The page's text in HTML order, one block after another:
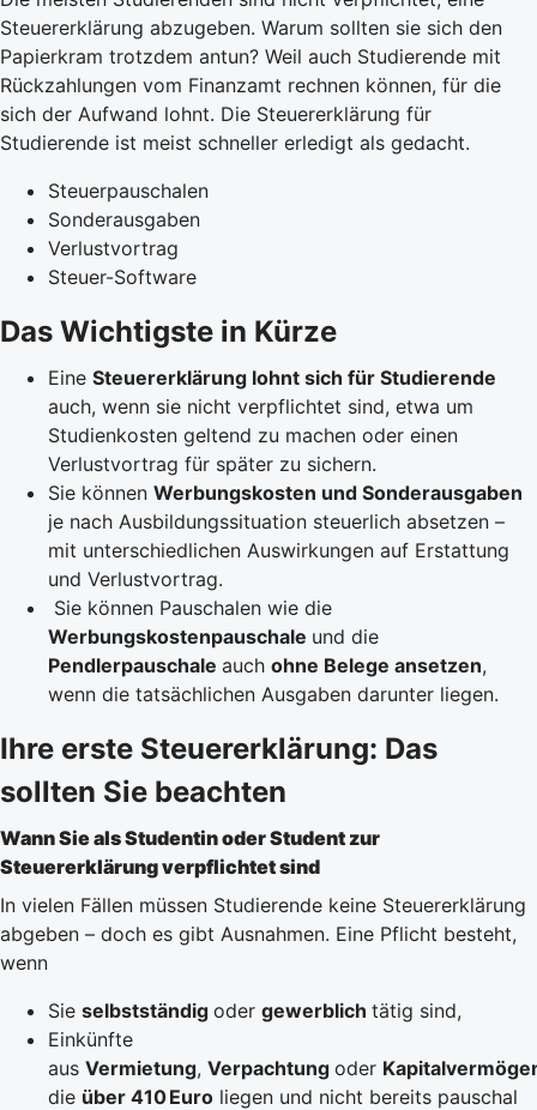
Steuererklärung abzugeben. Warum sollten sie sich den
Papierkram trotzdem antun? Weil auch Studierende mit
Rückzahlungen vom Finanzamt rechnen können, für die
sich der Aufwand lohnt. Die Steuererklärung für
Studierende ist meist schneller erledigt als gedacht.
Steuerpauschalen
Sonderausgaben
Verlustvortrag
Steuer-Software
Das Wichtigste in Kürze
Eine Steuererklärung lohnt sich für Studierende
auch, wenn sie nicht verpflichtet sind, etwa um
Studienkosten geltend zu machen oder einen
Verlustvortrag für später zu sichern.
Sie können Werbungskosten und Sonderausgaben
je nach Ausbildungssituation steuerlich absetzen –
mit unterschiedlichen Auswirkungen auf Erstattung
und Verlustvortrag.
Sie können Pauschalen wie die
Werbungskostenpauschale und die
Pendlerpauschale auch ohne Belege ansetzen,
wenn die tatsächlichen Ausgaben darunter liegen.
Ihre erste Steuererklärung: Das
sollten Sie beachten
Wann Sie als Studentin oder Student zur
Steuererklärung verpflichtet sind
In vielen Fällen müssen Studierende keine Steuererklärung
abgeben – doch es gibt Ausnahmen. Eine Pflicht besteht,
wenn
Sie selbstständig oder gewerblich tätig sind,
Einkünfte
aus Vermietung, Verpachtung oder
die über 410 Euro liegen und nicht bereits pauschal